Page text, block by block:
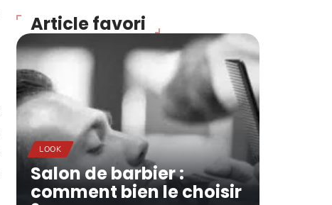
Article favori
LOOK
Salon de barbier :
comment bien le choisir